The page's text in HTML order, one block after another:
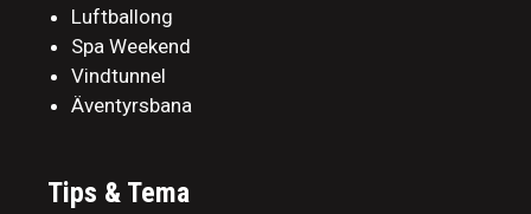
Luftballong
Spa Weekend
Vindtunnel
Äventyrsbana
Tips & Tema